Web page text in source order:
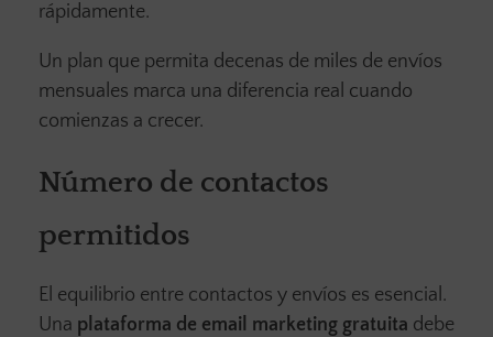
rápidamente.
Un plan que permita decenas de miles de envíos
mensuales marca una diferencia real cuando
comienzas a crecer.
Número de contactos
permitidos
El equilibrio entre contactos y envíos es esencial.
Una plataforma de email marketing gratuita debe